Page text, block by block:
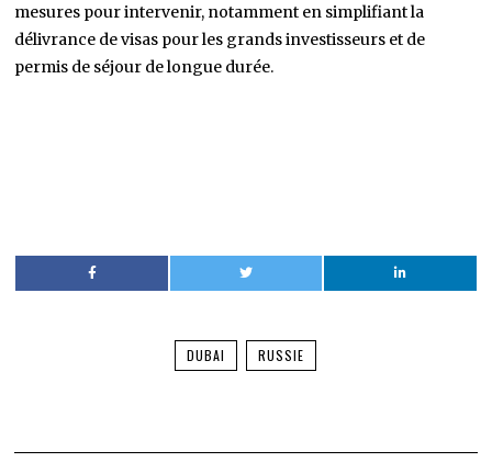
mesures pour intervenir, notamment en simplifiant la
délivrance de visas pour les grands investisseurs et de
permis de séjour de longue durée.
DUBAI RUSSIE